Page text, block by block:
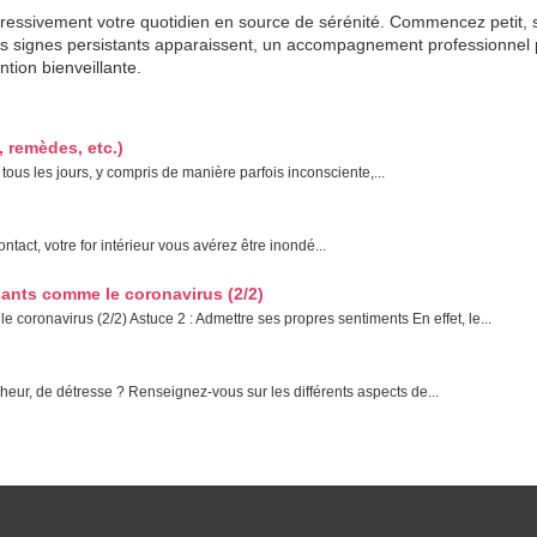
votre quotidien en source de sérénité. Commencez petit,
signes persistants apparaissent, un accompagnement professionnel
bienveillante.
etc.)
les jours, y compris de manière parfois inconsciente,...
votre for intérieur vous avérez être inondé...
comme le coronavirus (2/2)
coronavirus (2/2) Astuce 2 : Admettre ses propres sentiments En effet, le...
de détresse ? Renseignez-vous sur les différents aspects de...